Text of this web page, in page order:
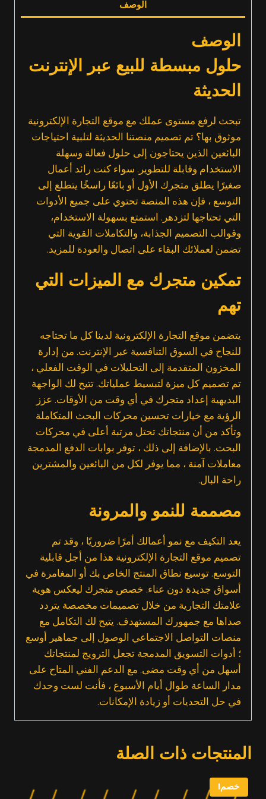
الوصف
الوصف
حلول مبسطة للبيع عبر الإنترنت
الحديثة
تبحث لرفع مستوى عملك مع موقع التجارة الإلكترونية
موثوق بها؟ تم تصميم منصتنا الحديثة لتلبية احتياجات
البائعين الذين يحتاجون إلى حلول فعالة وسهلة
الاستخدام وقابلة للتطوير. سواء كنت رائد أعمال
صغيرًا يطلق متجرك الأول أو بائعًا راسخًا يتطلع إلى
التوسع ، فإن هذه المنصة تحتوي على جميع الأدوات
التي تحتاجها لتزدهر. استمتع بسهولة الاستخدام،
وقوالب التصميم الجذابة، والتكاملات القوية التي
تضمن لعملائك البقاء على اتصال والعودة للمزيد.
تمكين متجرك مع الميزات التي
تهم
يتضمن موقع التجارة الإلكترونية لدينا كل ما تحتاجه
للنجاح في السوق التنافسية عبر الإنترنت. من إدارة
المخزون المتقدمة إلى التحليلات في الوقت الفعلي ،
تم تصميم كل ميزة لتبسيط عملياتك. تتيح لك الواجهة
البديهية إعداد متجرك في أي وقت من الأوقات. عزز
الرؤية مع خيارات تحسين محركات البحث المتكاملة
وتأكد من أن منتجاتك تحتل مرتبة أعلى في محركات
البحث. بالإضافة إلى ذلك ، توفر بوابات الدفع المدمجة
معاملات آمنة ، مما يوفر لكل من البائعين والمشترين
راحة البال.
مصممة للنمو والمرونة
يعد التكيف مع نمو أعمالك أمرًا ضروريًا ، وقد تم
تصميم موقع التجارة الإلكترونية هذا من أجل قابلية
التوسع. توسيع نطاق المنتج الخاص بك أو المغامرة في
أسواق جديدة دون عناء. خصص متجرك ليعكس هوية
علامتك التجارية من خلال تصميمات مخصصة يتردد
صداها مع جمهورك المستهدف. يتيح لك التكامل مع
منصات التواصل الاجتماعي الوصول إلى جماهير أوسع
؛ أدوات التسويق المدمجة تجعل الترويج لمنتجاتك
أسهل من أي وقت مضى. مع الدعم الفني المتاح على
مدار الساعة طوال أيام الأسبوع ، فأنت لست وحدك
في حل التحديات أو زيادة الإمكانات.
المنتجات ذات الصلة
خصم!